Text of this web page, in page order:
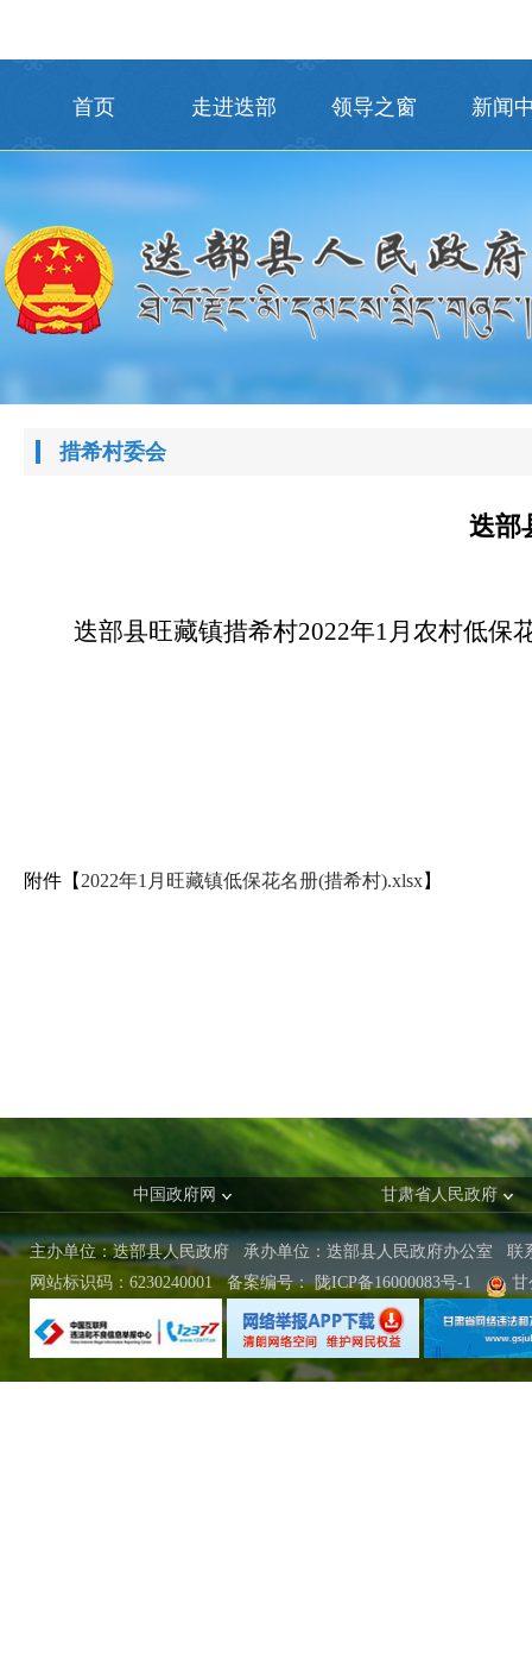
首页 走进迭部 领导之窗 新闻
措希村委会
迭部
迭部县旺藏镇措希村2022年1月农村低保
附件【 2022年1月旺藏镇低保花名册(措希村).xlsx】
中国政府网 甘肃省人民政府
主办单位：迭部县人民政府 承办单位：迭部县人民政府办公室 联
网站标识码：6230240001
备案编号： 陇ICP备16000083号-1 甘